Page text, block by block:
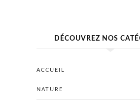
DÉCOUVREZ NOS
ACCUEIL
NATURE